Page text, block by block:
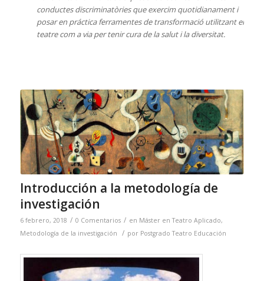
conductes discriminatòries que exercim quotidianament i
posar en práctica ferramentes de transformació utilitzant el
teatre com a via per tenir cura de la salut i la diversitat.
Introducción a la metodología de
investigación
6 febrero, 2018 / 0 Comentarios / en Máster en Teatro Aplicado,
Metodología de la investigación
/ por Postgrado Teatro Educación